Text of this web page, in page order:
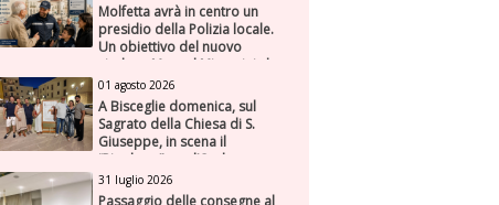
Molfetta avrà in centro un
presidio della Polizia locale.
Un obiettivo del nuovo
sindaco Manuel Minervini che
diviene realtà, con la speranza
di maggiore efficienza e
presenza sul territorio
01 agosto 2026
A Bisceglie domenica, sul
Sagrato della Chiesa di S.
Giuseppe, in scena il
“Rigoletto” con l’Orchestra
Sinfonica Federiciana
31 luglio 2026
Passaggio delle consegne al